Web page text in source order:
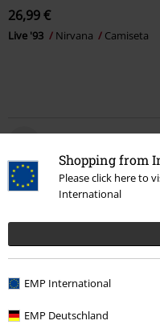
Shopping from
Please click here to
International
EMP International
EMP Deutschland
26,99 €
Live '93 Nirvana Camiseta
Premium
26,99 €